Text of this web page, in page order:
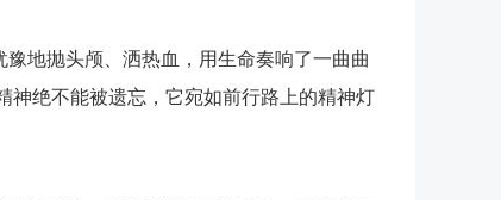
地抛头颅、洒热血，用生命奏响了一曲曲
神绝不能被遗忘，它宛如前行路上的精神灯